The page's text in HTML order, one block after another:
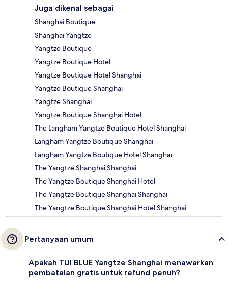
Juga dikenal sebagai
Shanghai Boutique
Shanghai Yangtze
Yangtze Boutique
Yangtze Boutique Hotel
Yangtze Boutique Hotel Shanghai
Yangtze Boutique Shanghai
Yangtze Shanghai
Yangtze Boutique Shanghai Hotel
The Langham Yangtze Boutique Hotel Shanghai
Langham Yangtze Boutique Shanghai
Langham Yangtze Boutique Hotel Shanghai
The Yangtze Shanghai Shanghai
The Yangtze Boutique Shanghai Hotel
The Yangtze Boutique Shanghai Shanghai
The Yangtze Boutique Shanghai Hotel Shanghai
Pertanyaan umum
Apakah TUI BLUE Yangtze Shanghai menawarkan
pembatalan gratis untuk refund penuh?